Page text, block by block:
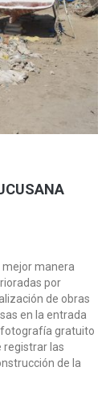
mejor manera
por
de obras
en la entrada
fotografía gratuito
registrar las
de la